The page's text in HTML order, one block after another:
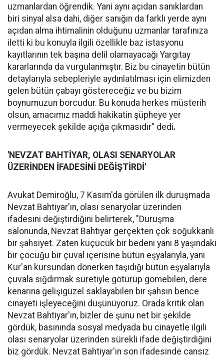
uzmanlardan öğrendik. Yani aynı açıdan sanıklardan
biri sinyal alsa dahi, diğer sanığın da farklı yerde aynı
açıdan alma ihtimalinin olduğunu uzmanlar tarafınıza
iletti ki bu konuyla ilgili özellikle baz istasyonu
kayıtlarının tek başına delil olamayacağı Yargıtay
kararlarında da vurgulanmıştır. Biz bu cinayetin bütün
detaylarıyla sebepleriyle aydınlatılması için elimizden
gelen bütün çabayı göstereceğiz ve bu bizim
boynumuzun borcudur. Bu konuda herkes müsterih
olsun, amacımız maddi hakikatin şüpheye yer
vermeyecek şekilde açığa çıkmasıdır" dedi.
'NEVZAT BAHTİYAR, OLASI SENARYOLAR
ÜZERİNDEN İFADESİNİ DEĞİŞTİRDİ'
Avukat Demiroğlu, 7 Kasım'da görülen ilk duruşmada
Nevzat Bahtiyar'ın, olası senaryolar üzerinden
ifadesini değiştirdiğini belirterek, "Duruşma
salonunda, Nevzat Bahtiyar gerçekten çok soğukkanlı
bir şahsiyet. Zaten küçücük bir bedeni yani 8 yaşındaki
bir çocuğu bir çuval içerisine bütün eşyalarıyla, yani
Kur'an kursundan dönerken taşıdığı bütün eşyalarıyla
çuvala sığdırmak suretiyle götürüp gömebilen, dere
kenarına gelişigüzel saklayabilen bir şahsın bence
cinayeti işleyeceğini düşünüyoruz. Orada kritik olan
Nevzat Bahtiyar'ın, bizler de şunu net bir şekilde
gördük, basınında sosyal medyada bu cinayetle ilgili
olası senaryolar üzerinden sürekli ifade değiştirdiğini
biz gördük. Nevzat Bahtiyar'ın son ifadesinde cansız